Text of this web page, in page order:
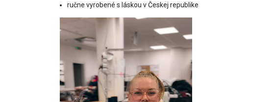
ručne vyrobené s láskou v Českej republike